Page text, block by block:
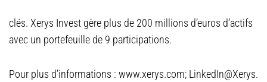
clés. Xerys Invest gère plus de 200 millions d’euros d’actifs
avec un portefeuille de 9 participations.
Pour plus d’informations : www.xerys.com; LinkedIn@Xerys.